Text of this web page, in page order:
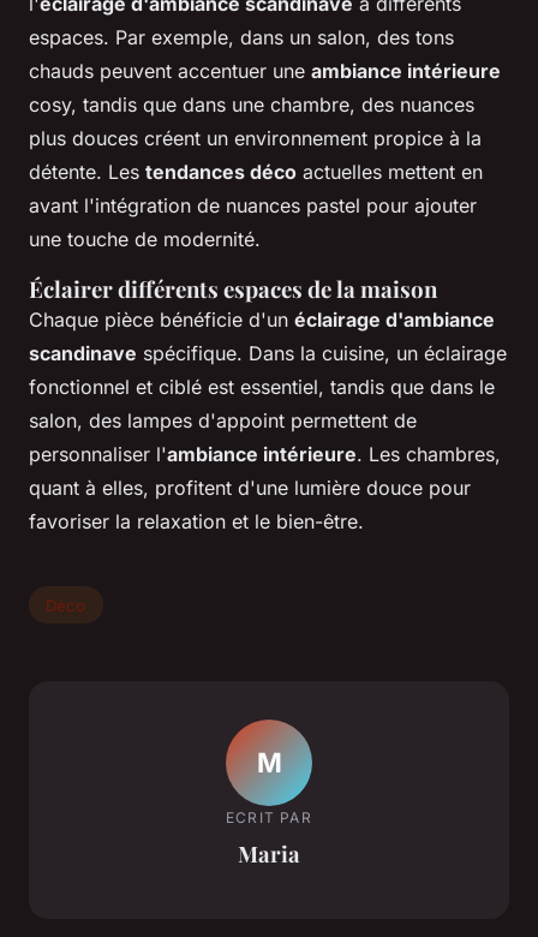
espaces. Par exemple, dans un salon, des tons
chauds peuvent accentuer une ambiance intérieure
cosy, tandis que dans une chambre, des nuances
plus douces créent un environnement propice à la
détente. Les tendances déco actuelles mettent en
avant l'intégration de nuances pastel pour ajouter
une touche de modernité.
Éclairer différents espaces de la maison
Chaque pièce bénéficie d'un éclairage d'ambiance
scandinave spécifique. Dans la cuisine, un éclairage
fonctionnel et ciblé est essentiel, tandis que dans le
salon, des lampes d'appoint permettent de
personnaliser l'ambiance intérieure. Les chambres,
quant à elles, profitent d'une lumière douce pour
favoriser la relaxation et le bien-être.
Déco
M
ECRIT PAR
Maria